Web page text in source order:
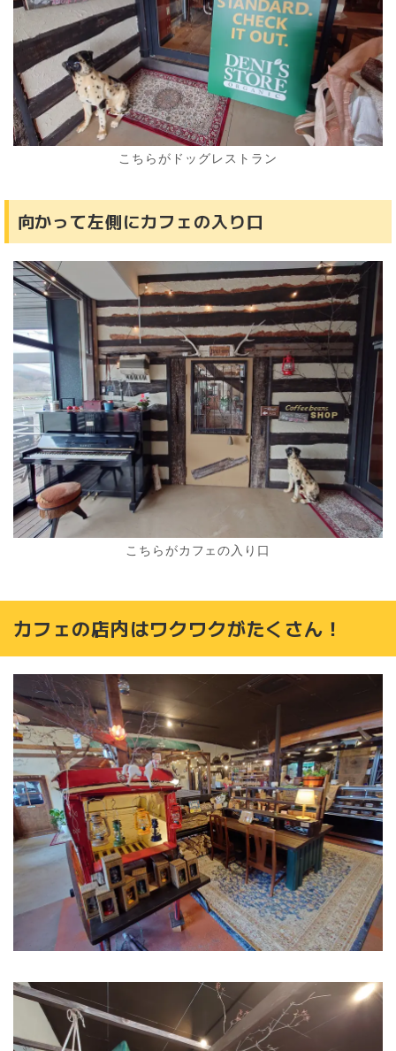
こちらがドッグレストラン
向かって左側にカフェの入り口
こちらがカフェの入り口
カフェの店内はワクワクがたくさん！